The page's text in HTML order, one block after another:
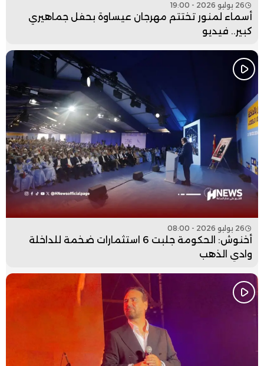
26 يوليو 2026 - 19:00
أسماء لمنور تختتم مهرجان عيساوة بحفل جماهيري
كبير.. فيديو
26 يوليو 2026 - 08:00
أخنوش: الحكومة جلبت 6 استثمارات ضخمة للداخلة
وادي الذهب